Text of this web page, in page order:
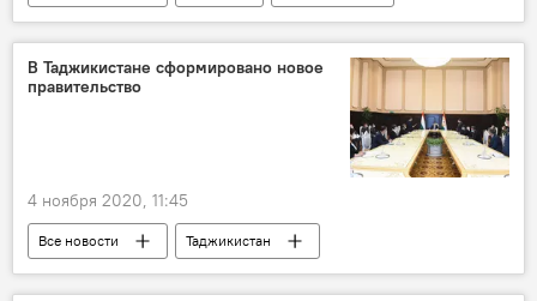
Дональд Трамп
США
В Таджикистане сформировано новое
правительство
4 ноября 2020, 11:45
Все новости
Таджикистан
Политика
Правительство России